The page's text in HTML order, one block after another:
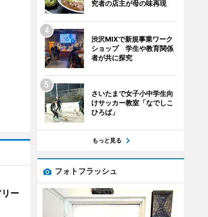
ー
究者の店主が母の味再現
渋沢MIXで新規事業ワーク
ショップ 学生や教育関係
者が共に探究
さいたまで女子小中学生向
けサッカー教室「なでしこ
ひろば」
もっと見る
フォトフラッシュ